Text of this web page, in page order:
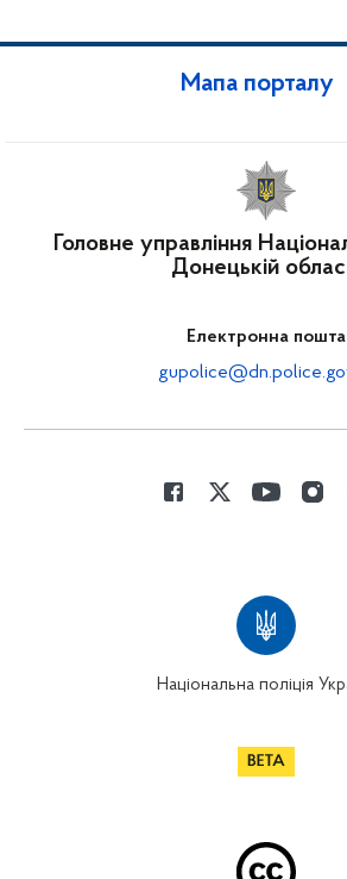
Мапа порталу
Головне управління
Донецькій
Електронна пошта
Національна поліція